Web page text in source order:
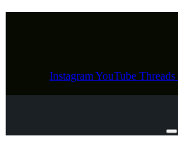
InstagramYouTube Threads